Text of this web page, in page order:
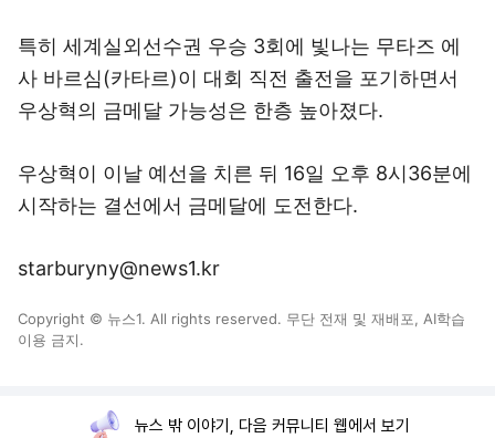
특히 세계실외선수권 우승 3회에 빛나는 무타즈 에
사 바르심(카타르)이 대회 직전 출전을 포기하면서
우상혁의 금메달 가능성은 한층 높아졌다.
우상혁이 이날 예선을 치른 뒤 16일 오후 8시36분에
시작하는 결선에서 금메달에 도전한다.
starburyny@news1.kr
Copyright © 뉴스1. All rights reserved. 무단 전재 및 재배포, AI학습
이용 금지.
뉴스 밖 이야기, 다음 커뮤니티 웹에서 보기